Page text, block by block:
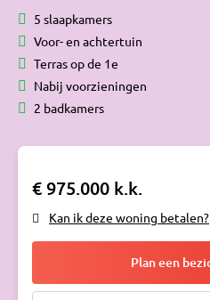
5 slaapkamers
Voor- en achtertuin
Terras op de 1e
Nabij voorzieningen
2 badkamers
€ 975.000 k.k.
Kan ik deze woning betalen?
Plan een